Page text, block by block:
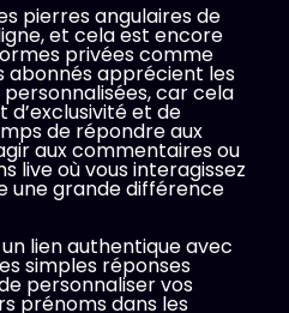
pierres angulaires de
et cela est encore
privées comme
abonnés apprécient les
car cela
d’exclusivité et de
de répondre aux
aux commentaires ou
live où vous interagissez
une grande différence
lien authentique avec
simples réponses
personnaliser vos
prénoms dans les